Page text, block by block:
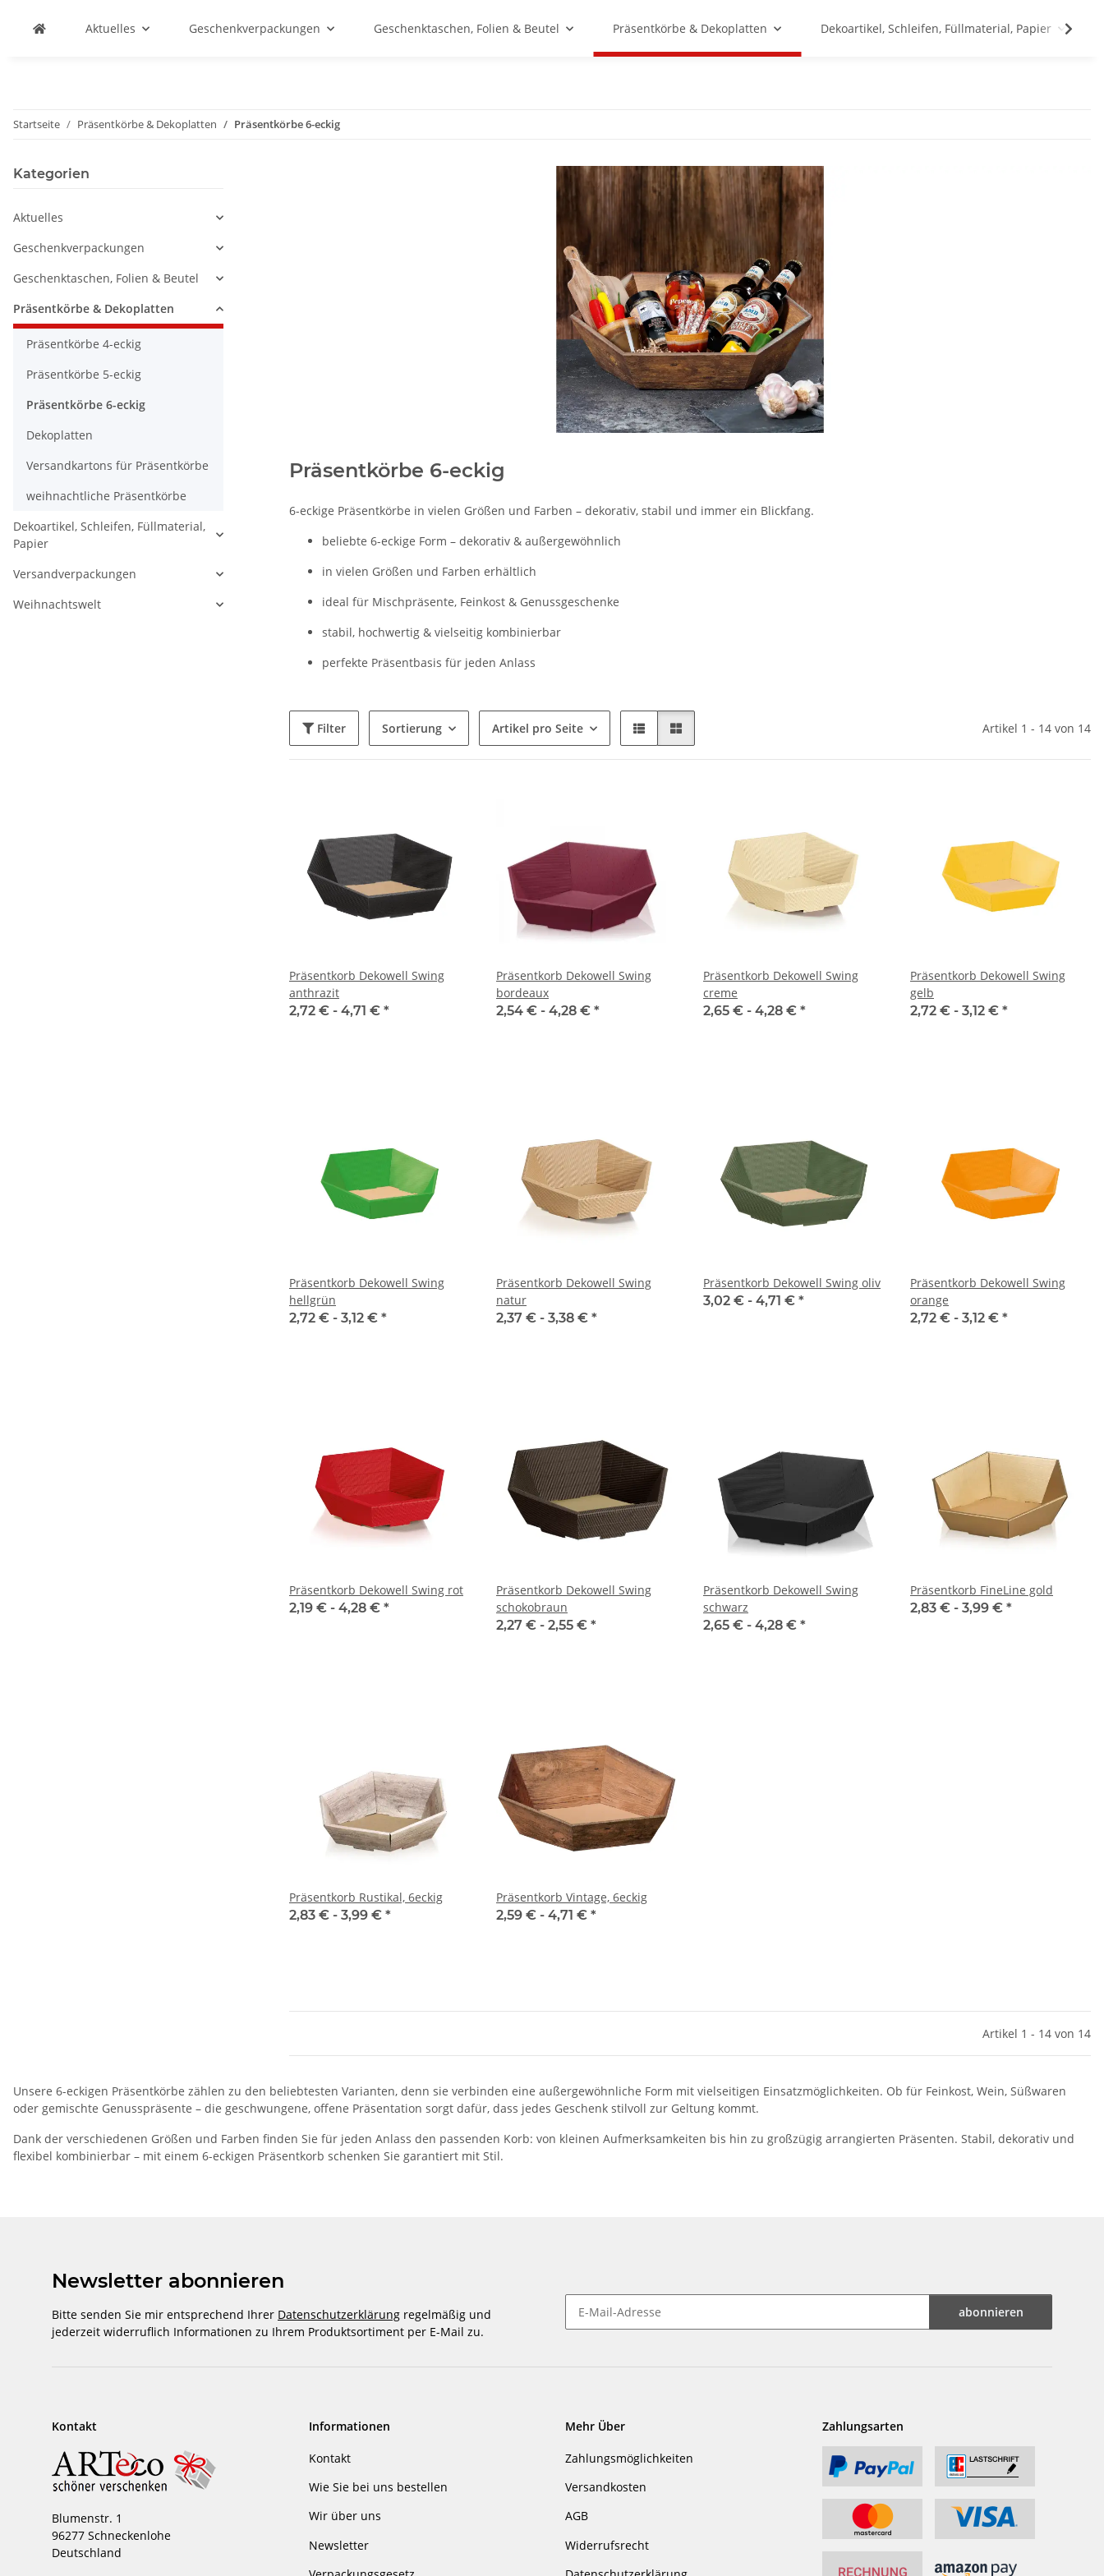
Aktuelles Geschenkverpackungen Geschenktaschen, Folien & Beutel Präsentkörbe & Dekoplatten Dekoartikel, Schleifen, Füllmaterial, Papier
Startseite Präsentkörbe & Dekoplatten Präsentkörbe 6-eckig
Präsentkörbe 6-eckig
6-eckige Präsentkörbe in vielen Größen und Farben – dekorativ, stabil und immer ein Blickfang.
beliebte 6-eckige Form – dekorativ & außergewöhnlich
in vielen Größen und Farben erhältlich
ideal für Mischpräsente, Feinkost & Genussgeschenke
stabil, hochwertig & vielseitig kombinierbar
perfekte Präsentbasis für jeden Anlass
Filter Sortierung Artikel pro Seite Artikel 1 - 14 von 14
Präsentkorb Dekowell Swing
anthrazit
2,72 € - 4,71 € *
Präsentkorb Dekowell Swing
bordeaux
2,54 € - 4,28 € *
Präsentkorb Dekowell Swing
creme
2,65 € - 4,28 € *
Präsentkorb Dekowell Swing
gelb
2,72 € - 3,12 € *
Präsentkorb Dekowell Swing
hellgrün
2,72 € - 3,12 € *
Präsentkorb Dekowell Swing
natur
2,37 € - 3,38 € *
Präsentkorb Dekowell Swing oliv
3,02 € - 4,71 € *
Präsentkorb Dekowell Swing
orange
2,72 € - 3,12 € *
Präsentkorb Dekowell Swing rot
2,19 € - 4,28 € *
Präsentkorb Dekowell Swing
schokobraun
2,27 € - 2,55 € *
Präsentkorb Dekowell Swing
schwarz
2,65 € - 4,28 € *
Präsentkorb FineLine gold
2,83 € - 3,99 € *
Präsentkorb Rustikal, 6eckig
2,83 € - 3,99 € *
Präsentkorb Vintage, 6eckig
2,59 € - 4,71 € *
Artikel 1 - 14 von 14
Kategorien
Aktuelles
Geschenkverpackungen
Geschenktaschen, Folien & Beutel
Präsentkörbe & Dekoplatten
Präsentkörbe 4-eckig
Präsentkörbe 5-eckig
Präsentkörbe 6-eckig
Dekoplatten
Versandkartons für Präsentkörbe
weihnachtliche Präsentkörbe
Dekoartikel, Schleifen, Füllmaterial,
Papier
Versandverpackungen
Weihnachtswelt
Unsere 6-eckigen Präsentkörbe zählen zu den beliebtesten Varianten, denn sie verbinden eine außergewöhnliche Form mit vielseitigen Einsatzmöglichkeiten. Ob für Feinkost, Wein, Süßwaren
oder gemischte Genusspräsente – die geschwungene, offene Präsentation sorgt dafür, dass jedes Geschenk stilvoll zur Geltung kommt.
Dank der verschiedenen Größen und Farben finden Sie für jeden Anlass den passenden Korb: von kleinen Aufmerksamkeiten bis hin zu großzügig arrangierten Präsenten. Stabil, dekorativ und
flexibel kombinierbar – mit einem 6-eckigen Präsentkorb schenken Sie garantiert mit Stil.
Newsletter abonnieren
Bitte senden Sie mir entsprechend Ihrer Datenschutzerklärung regelmäßig und
jederzeit widerruflich Informationen zu Ihrem Produktsortiment per E-Mail zu.
abonnieren
Kontakt
Blumenstr. 1
96277 Schneckenlohe
Deutschland
Informationen
Kontakt
Wie Sie bei uns bestellen
Wir über uns
Newsletter
Mehr Über
Zahlungsmöglichkeiten
Versandkosten
AGB
Widerrufsrecht
Zahlungsarten